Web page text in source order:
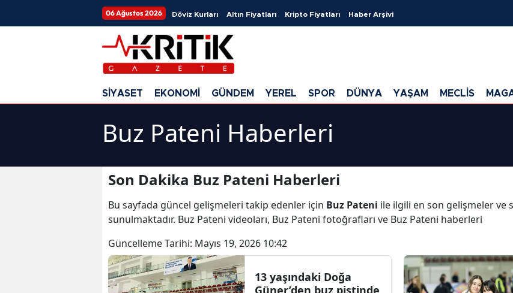
06 Ağustos 2026 Döviz Kurları Altın Fiyatları Kripto Fiyatları Haber Arşivi
SİYASET EKONOMİ GÜNDEM YEREL SPOR DÜNYA YAŞAM MECLİS
Buz Pateni Haberleri
Son Dakika Buz Pateni Haberleri
Bu sayfada güncel gelişmeleri takip edenler için Buz Pateni ile ilgili en son gelişmeler ve
sunulmaktadır. Buz Pateni videoları, Buz Pateni fotoğrafları ve Buz Pateni haberleri
Güncelleme Tarihi: Mayıs 19, 2026 10:42
13 yaşındaki Doğa
Güner’den buz pistinde